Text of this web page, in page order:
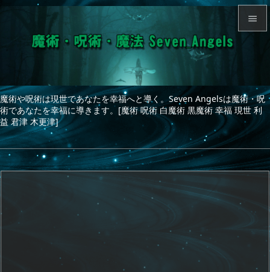
魔術や呪術は現世であなたを幸福へと導く。Seven Angelsは魔術・呪
術であなたを幸福に導きます。[魔術 呪術 白魔術 黒魔術 幸福 現世 利
益 君津 木更津]

サイド


次へ
